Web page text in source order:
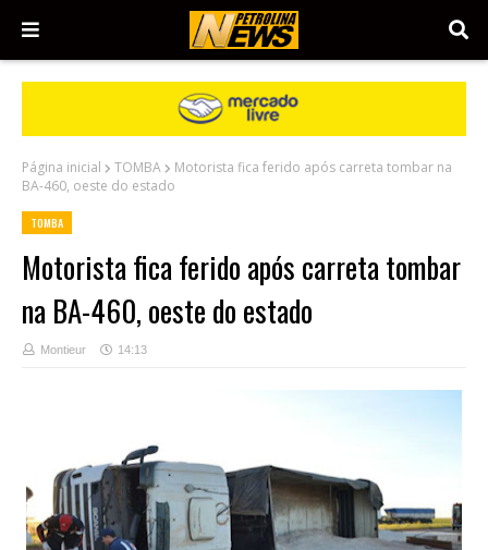
Página inicial TOMBA
Motorista fica ferido após carreta tombar na
BA-460, oeste do estado
TOMBA
Motorista fica ferido após carreta tombar
na BA-460, oeste do estado
Montieur 14:13